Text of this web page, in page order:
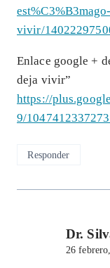
vivir/
Enlace google +
deja vivir”
https://
9/
Responder
Dr.
26